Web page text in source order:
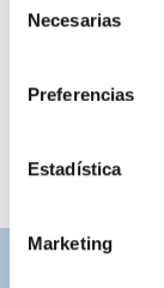
Necesarias
Preferencias
Estadística
Marketing